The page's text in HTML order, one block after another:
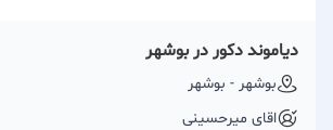
دیاموند دکور در بوشهر
بوشهر - بوشهر
اقای میرحسینی